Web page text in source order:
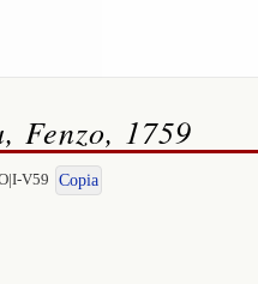
Fenzo, 1759
V59 Copia